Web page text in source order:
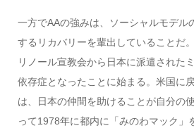
一方でAAの強みは、ソーシャルモデル
するリカバリーを輩出していることだ
リノール宣教会から日本に派遣された
依存症となったことに始まる。米国に
は、日本の仲間を助けることが自分の
って1978年に都内に「みのわマック」